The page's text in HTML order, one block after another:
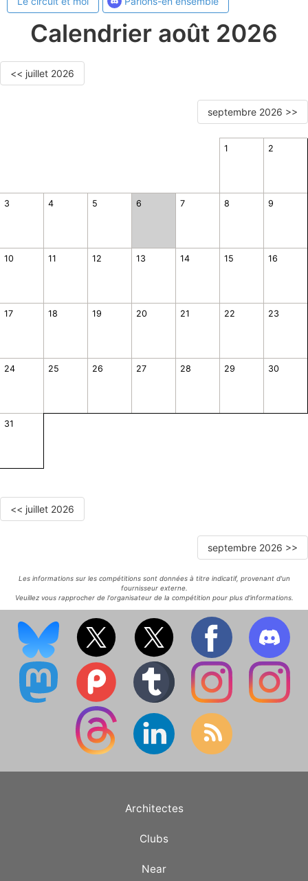
Calendrier août 2026
<< juillet 2026
septembre 2026 >>
1 2
3 4 5 6 7 8 9
10 11 12 13 14 15 16
17 18 19 20 21 22 23
24 25 26 27 28 29 30
31
<< juillet 2026
septembre 2026 >>
Les informations sur les compétitions sont données à titre indicatif, provenant d'un
fournisseur externe.
Veuillez vous rapprocher de l'organisateur de la compétition pour plus d'informations.
Architectes
Clubs
Near